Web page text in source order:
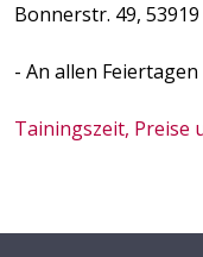
Bonnerstr. 49,
- An allen
Tainingszeit, Preise